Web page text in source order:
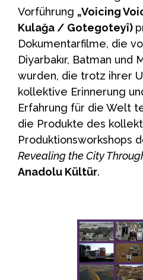
Vorführung „Voicing
Kulağa / Gotegoteyî)
Dokumentarfilme, die
Diyarbakır, Batman und
wurden, die trotz ihrer
kollektive Erinnerung
Erfahrung für die Welt
die Produkte des
Produktionsworkshops
Revealing the City
Anadolu Kültür.